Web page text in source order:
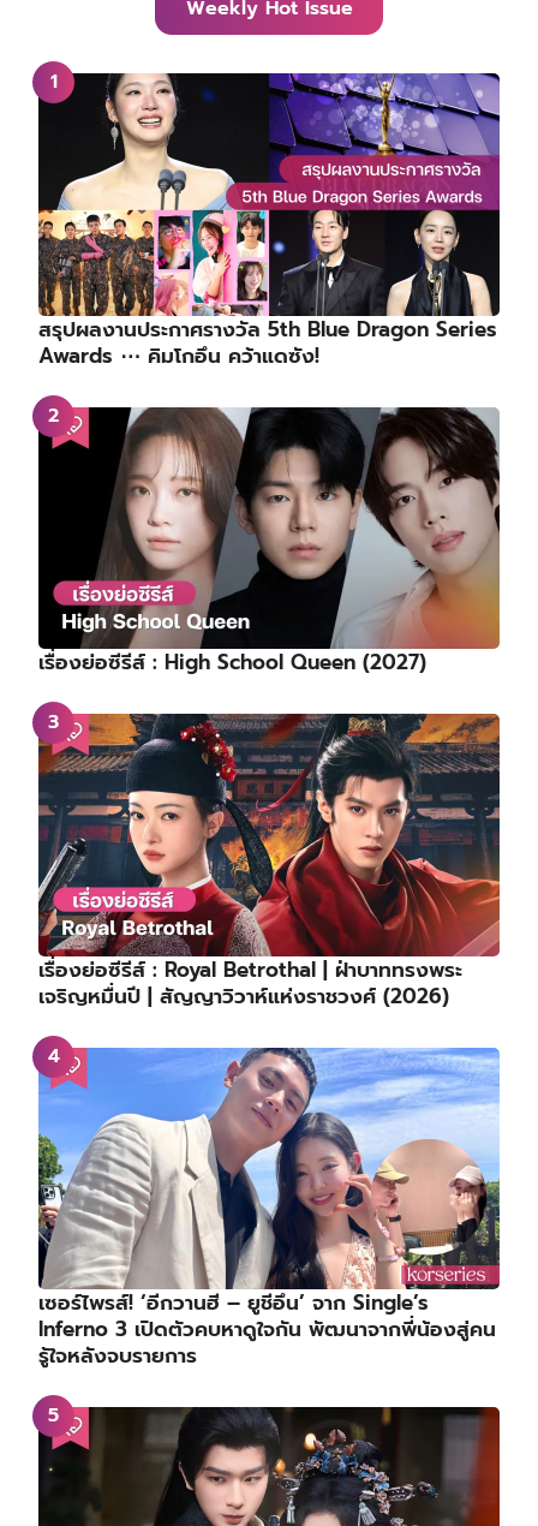
Weekly Hot Issue
สรุปผลงานประกาศรางวัล 5th Blue Dragon Series
Awards ⋯ คิมโกอึน คว้าแดซัง!
เรื่องย่อซีรีส์ : High School Queen (2027)
เรื่องย่อซีรีส์ : Royal Betrothal | ฝ่าบาททรงพระ
เจริญหมื่นปี | สัญญาวิวาห์แห่งราชวงศ์ (2026)
เซอร์ไพรส์! ‘อีกวานฮี – ยูชีอึน’ จาก Single’s
Inferno 3 เปิดตัวคบหาดูใจกัน พัฒนาจากพี่น้องสู่คน
รู้ใจหลังจบรายการ